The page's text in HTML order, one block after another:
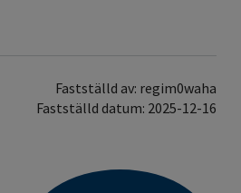
Fastställd av: regim0waha
Fastställd datum: 2025-12-16